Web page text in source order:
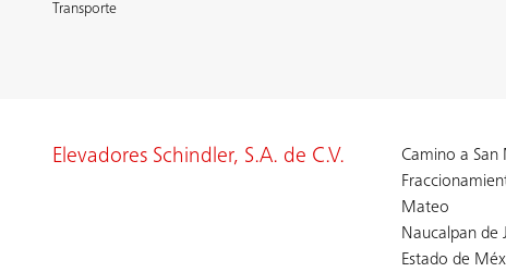
Transporte
Elevadores Schindler, S.A. de C.V.
Camino a San
Mateo
Naucalpan de
Estado de